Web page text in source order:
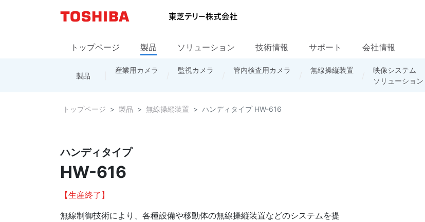
トップページ 製品
製品
トップページ
産業用カメラ 監視カメラ 管内検査用カメラ 無線操縦装置
映像システム
ソリューション
ソリューション
防災・通信システム 放送システム 無線ネットワーク 民需システム
技術情報
カメラ製品 レンズ 周辺機器 セミナー資料 FAQ資料
TeliCamSDK
/ソフト
サポート
お問い合わせ
海外の営業・
輸出手続き
ソフトウェア
産業用カメラに
関するFAQ
会社情報
会社概要 拠点情報 調達情報 企業の社会的責任 品質保証 採用情報
トップページ 製品 無線操縦装置 ハンディタイプ HW-616
ハンディタイプ
HW-616
【生産終了】
無線制御技術により、各種設備や移動体の無線操縦装置などのシステムを提